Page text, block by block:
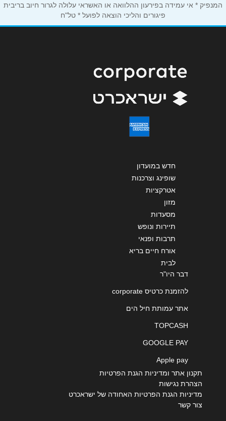
שליחה
המנפיק * אי עמידה בפירעון ההלוואה או האשראי עלולה לגרור חיוב בריבית
פיגורים והליכי הוצאה לפועל * טל"ח
חדש במועדון
שופינג וצרכנות
אטרקציות
מזון
מסעדות
תיירות ונופש
תרבות ופנאי
אורח חיים בריא
לבית
דבר היו"ר
להזמנת כרטיס corporate
אתר עמותת חיל הים
TOPCASH
GOOGLE PAY
Apple pay
תקנון אתר ומדיניות הגנת הפרטיות
הצהרת נגישות
מדיניות הגנת הפרטיות האחודה של ישראכרט
צור קשר